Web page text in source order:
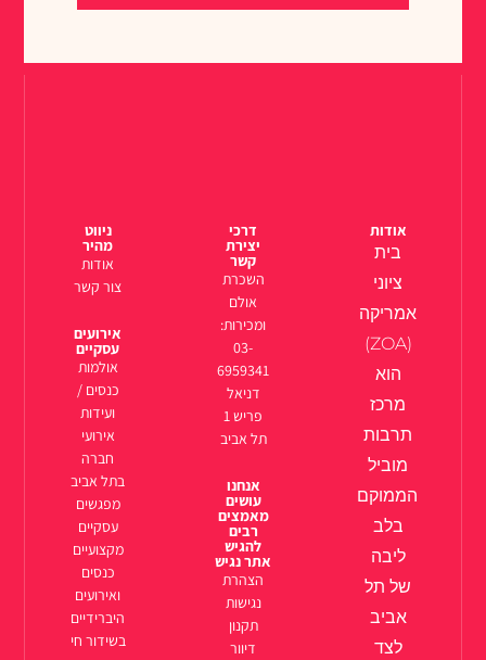
אודות
בית
ציוני
אמריקה
(ZOA)
הוא
מרכז
תרבות
מוביל
הממוקם
בלב
ליבה
של תל
אביב
לצד
דרכי
יצירת
קשר
השכרת
אולם
ומכירות:
03-
6959341
דניאל
פריש 1
תל אביב
אנחנו
עושים
מאמצים
רבים
להגיש
אתר נגיש
הצהרת
נגישות
תקנון
דיוור
ניווט
מהיר
אודות
צור קשר
אירועים
עסקיים
אולמות
כנסים /
ועידות
אירועי
חברה
בתל אביב
מפגשים
עסקיים
מקצועיים
כנסים
ואירועים
היברידיים
בשידור חי